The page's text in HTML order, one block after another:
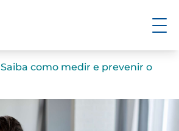
Saiba como medir e prevenir o